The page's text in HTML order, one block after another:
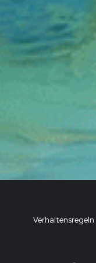
Verhaltensregeln